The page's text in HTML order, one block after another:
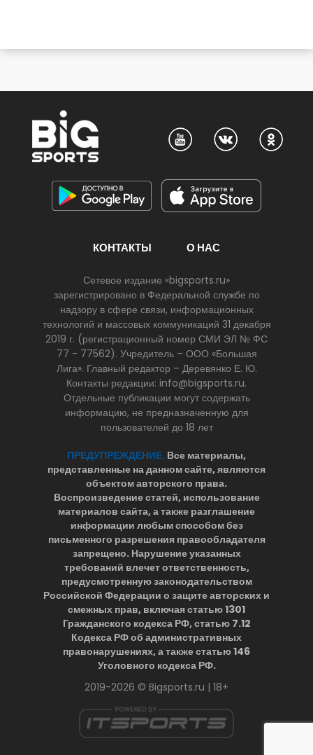
КОНТАКТЫ О НАС
Сетевое издание «bigsports.ru»
зарегистрировано в Федеральной службе по
надзору в сфере связи, информационных
технологий и массовых коммуникаций 31 декабря
2019 г. (регистрационный номер СМИ ЭЛ № ФС
77 - 77562). Учредитель – ООО «Большая
Лига». Главный редактор – Деревянко Е. Ю.
Контакты редакции: info@bigsports.ru.
Отдельные публикации могут содержать
информацию, не предназначенную для
пользователей до 18 лет
ПРЕДУПРЕЖДЕНИЕ. Все материалы,
представленные на данном сайте, являются
объектом авторского права.
Воспроизведение статей, использование
материалов сайта, а также разглашение
информации любым способом без
письменного разрешения правообладателя
запрещено. Нарушение указанных
требований влечет ответственность,
предусмотренную законодательством
Российской Федерации о защите авторских и
смежных прав, включая статью 1301
Гражданского кодекса РФ, статью 7.12
Кодекса РФ об административных
правонарушениях, а также статью 146
Уголовного кодекса РФ.
2019-2026 © Bigsports.ru | 18+